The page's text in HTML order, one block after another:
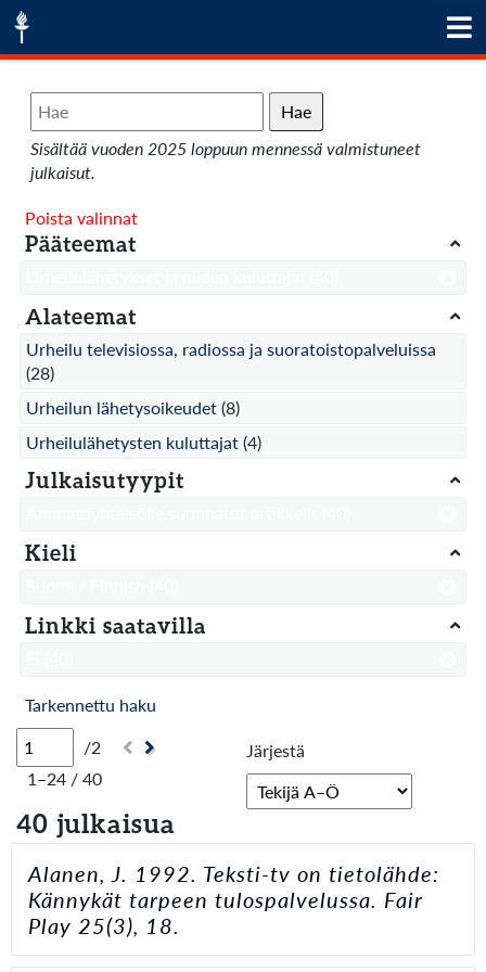
Hae
Sisältää vuoden 2025 loppuun mennessä valmistuneet
julkaisut.
/2
1–24 / 40
Järjestä
40 julkaisua
Alanen, J. 1992. Teksti-tv on tietolähde:
Kännykät tarpeen tulospalvelussa. Fair
Play 25(3), 18.
Poista valinnat
Pääteemat
Alateemat
Urheilu televisiossa, radiossa ja suoratoistopalveluissa
(28)
Urheilun lähetysoikeudet (8)
Urheilulähetysten kuluttajat (4)
Julkaisutyypit
Kieli
Linkki saatavilla
Tarkennettu haku